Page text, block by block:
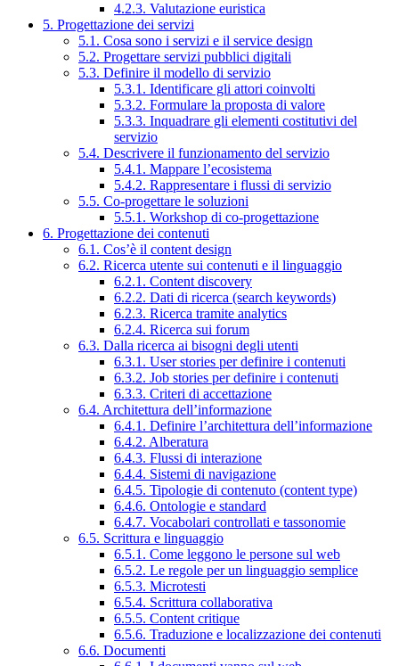
4.2.3. Valutazione euristica
5. Progettazione dei servizi
5.1. Cosa sono i servizi e il service design
5.2. Progettare servizi pubblici digitali
5.3. Definire il modello di servizio
5.3.1. Identificare gli attori coinvolti
5.3.2. Formulare la proposta di valore
5.3.3. Inquadrare gli elementi costitutivi del
servizio
5.4. Descrivere il funzionamento del servizio
5.4.1. Mappare l’ecosistema
5.4.2. Rappresentare i flussi di servizio
5.5. Co-progettare le soluzioni
5.5.1. Workshop di co-progettazione
6. Progettazione dei contenuti
6.1. Cos’è il content design
6.2. Ricerca utente sui contenuti e il linguaggio
6.2.1. Content discovery
6.2.2. Dati di ricerca (search keywords)
6.2.3. Ricerca tramite analytics
6.2.4. Ricerca sui forum
6.3. Dalla ricerca ai bisogni degli utenti
6.3.1. User stories per definire i contenuti
6.3.2. Job stories per definire i contenuti
6.3.3. Criteri di accettazione
6.4. Architettura dell’informazione
6.4.1. Definire l’architettura dell’informazione
6.4.2. Alberatura
6.4.3. Flussi di interazione
6.4.4. Sistemi di navigazione
6.4.5. Tipologie di contenuto (content type)
6.4.6. Ontologie e standard
6.4.7. Vocabolari controllati e tassonomie
6.5. Scrittura e linguaggio
6.5.1. Come leggono le persone sul web
6.5.2. Le regole per un linguaggio semplice
6.5.3. Microtesti
6.5.4. Scrittura collaborativa
6.5.5. Content critique
6.5.6. Traduzione e localizzazione dei contenuti
6.6. Documenti